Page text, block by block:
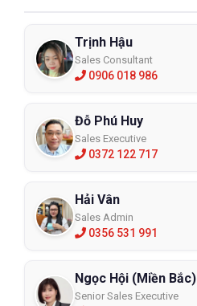
Trịnh Hậu
Sales Consultant
0906 018 986
Đỗ Phú Huy
Sales Executive
0372 122 717
Hải Vân
Sales Admin
0356 531 991
Ngọc Hội (Miền Bắc)
Senior Sales Executive